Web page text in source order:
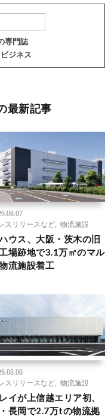
専門誌
ジネス
最新記事
スリリースなど
物流施設
ウス、大阪・茨木の旧
場跡地で3.1万㎡のマル
流施設着工
スリリースなど
物流施設
イが上信越エリア初、
長岡で2.7万tの物流拠